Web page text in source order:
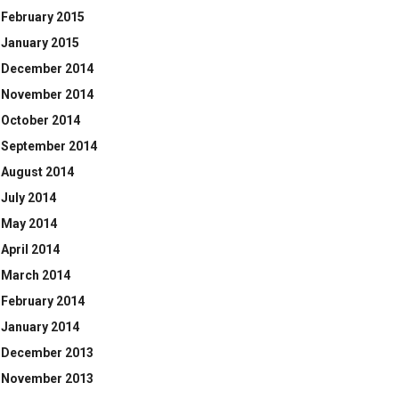
February 2015
January 2015
December 2014
November 2014
October 2014
September 2014
August 2014
July 2014
May 2014
April 2014
March 2014
February 2014
January 2014
December 2013
November 2013